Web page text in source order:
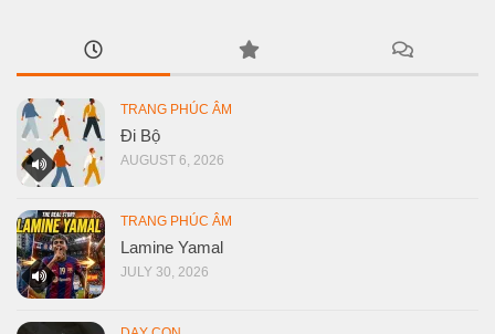
TRANG PHÚC ÂM
Đi Bộ
AUGUST 6, 2026
TRANG PHÚC ÂM
Lamine Yamal
JULY 30, 2026